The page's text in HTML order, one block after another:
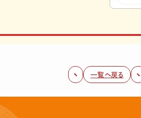
一覧へ戻る